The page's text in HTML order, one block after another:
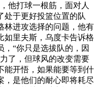
他打球一根筋，面对人
处于更好投篮位置的队
林进攻选择的问题，他有
如里夫斯，乌度卡告诉格
“你只是选拔队的，因
了，但球风的改变需要
能开悟，如果能要等到什
，是他们的耐心即将耗尽